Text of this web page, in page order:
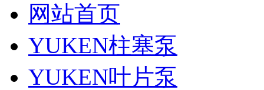
网站首页
YUKEN柱塞泵
YUKEN叶片泵